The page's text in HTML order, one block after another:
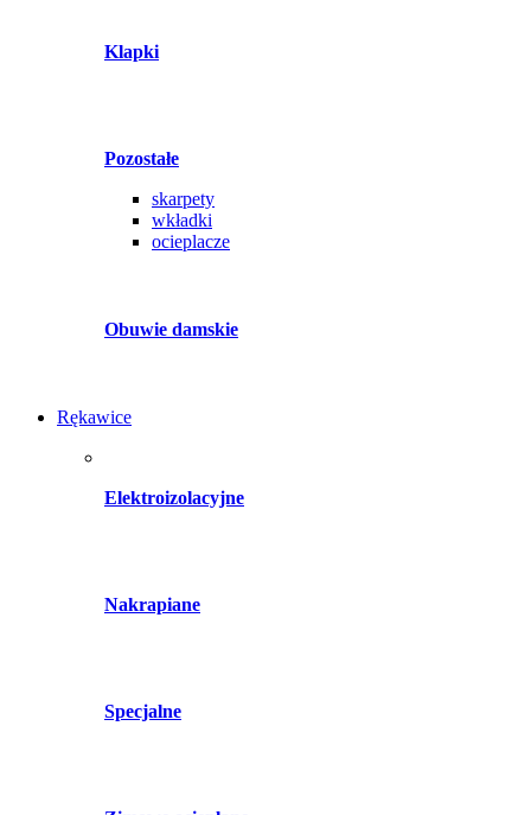
Klapki
Pozostałe
skarpety
wkładki
ocieplacze
Obuwie damskie
Rękawice
Elektroizolacyjne
Nakrapiane
Specjalne